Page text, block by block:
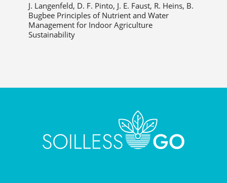
J. Langenfeld, D. F. Pinto, J. E. Faust, R. Heins, B.
Bugbee Principles of Nutrient and Water
Management for Indoor Agriculture
Sustainability